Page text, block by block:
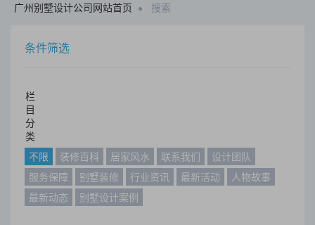
广州别墅设计公司网站首页 搜索
条件筛选
栏
目
分
类
不限
装修百科 居家风水 联系我们
设计团队
服务保障
别墅装修 行业资讯 最新活动
人物故事
最新动态
别墅设计案例